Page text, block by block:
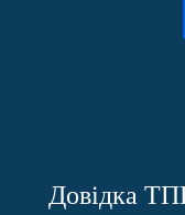
Довідка